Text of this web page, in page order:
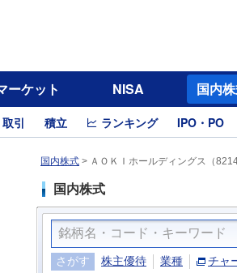
ーケット NISA 国内
取引 積立 ランキング IPO・PO
国内株式 > ＡＯＫＩホールディングス（
国内株式
さがす 株主優待 業種 チャ